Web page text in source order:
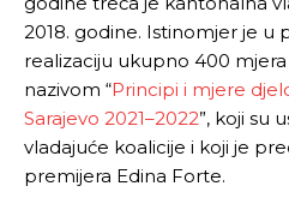
Pusti
Ovim putem želimo da vam
odlučili da pustite Vašu priču
Objavi.ba
Pusti
Ovim putem želimo da vam
odlučili da pustite Vašu priču
Objavi.ba
2018. godine. Istinomjer je
realizaciju ukupno 400
nazivom “Principi i mjere
Sarajevo 2021–2022”, koji su
vladajuće koalicije i koji je
premijera Edina Forte.